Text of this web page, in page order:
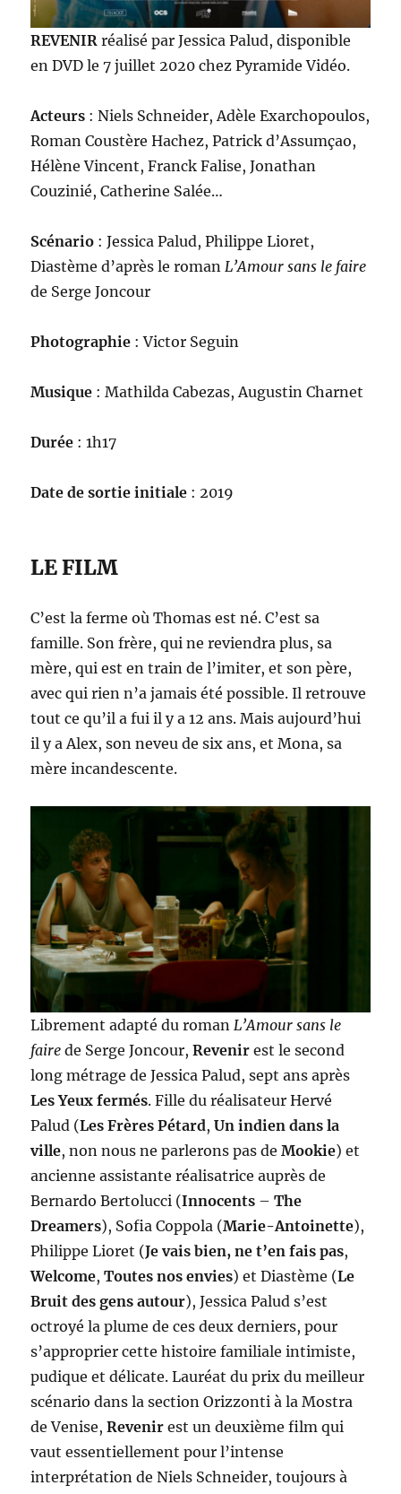
REVENIR réalisé par Jessica Palud, disponible
en DVD le 7 juillet 2020 chez Pyramide Vidéo.
Acteurs : Niels Schneider, Adèle Exarchopoulos,
Roman Coustère Hachez, Patrick d’Assumçao,
Hélène Vincent, Franck Falise, Jonathan
Couzinié, Catherine Salée…
Scénario : Jessica Palud, Philippe Lioret,
Diastème d’après le roman L’Amour sans le faire
de Serge Joncour
Photographie : Victor Seguin
Musique : Mathilda Cabezas, Augustin Charnet
Durée : 1h17
Date de sortie initiale : 2019
LE FILM
C’est la ferme où Thomas est né. C’est sa
famille. Son frère, qui ne reviendra plus, sa
mère, qui est en train de l’imiter, et son père,
avec qui rien n’a jamais été possible. Il retrouve
tout ce qu’il a fui il y a 12 ans. Mais aujourd’hui
il y a Alex, son neveu de six ans, et Mona, sa
mère incandescente.
Librement adapté du roman L’Amour sans le
faire de Serge Joncour,Revenir est le second
long métrage de Jessica Palud, sept ans après
Les Yeux fermés. Fille du réalisateur Hervé
Palud (Les Frères Pétard,Un indien dans la
ville, non nous ne parlerons pas deMookie) et
ancienne assistante réalisatrice auprès de
Bernardo Bertolucci (Innocents –The
Dreamers), Sofia Coppola (Marie-Antoinette),
Philippe Lioret (Je vais bien, ne t’en fais pas,
Welcome,Toutes nos envies) et Diastème (Le
Bruit des gens autour), Jessica Palud s’est
octroyé la plume de ces deux derniers, pour
s’approprier cette histoire familiale intimiste,
pudique et délicate. Lauréat du prix du meilleur
scénario dans la section Orizzonti à la Mostra
de Venise,Revenir est un deuxième film qui
vaut essentiellement pour l’intense
interprétation de Niels Schneider, toujours à